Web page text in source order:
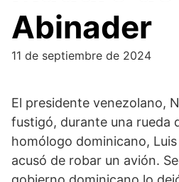
Abinader
11 de septiembre de 2024
El presidente venezolano,
fustigó, durante una rueda
homólogo dominicano,
acusó de robar un avión.